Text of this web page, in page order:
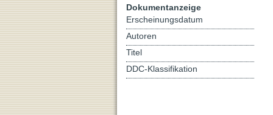
Dokumentanzeige
Erscheinungsdatum
Autoren
Titel
DDC-Klassifikation